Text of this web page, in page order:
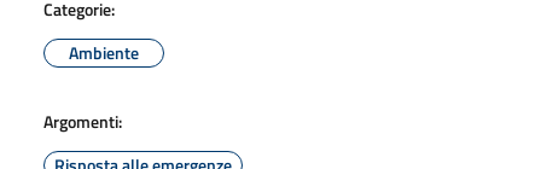
Categorie:
Ambiente
Argomenti: